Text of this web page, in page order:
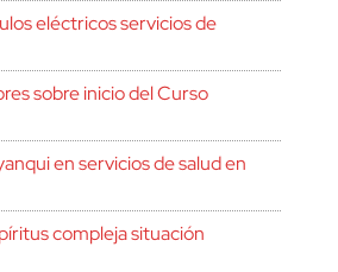
eléctricos servicios de
sobre inicio del Curso
en servicios de salud en
compleja situación